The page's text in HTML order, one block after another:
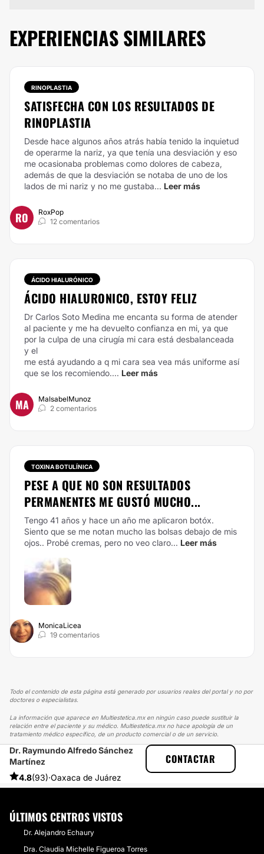
EXPERIENCIAS SIMILARES
RINOPLASTIA
SATISFECHA CON LOS RESULTADOS DE
RINOPLASTIA
Desde hace algunos años atrás había tenido la inquietud
de operarme la nariz, ya que tenía una desviación y eso
me ocasionaba problemas como dolores de cabeza,
además de que la desviación se notaba de uno de los
lados de mi nariz y no me gustaba... Leer más
RO
RoxPop
12 comentarios
ÁCIDO HIALURÓNICO
ÁCIDO HIALURONICO, ESTOY FELIZ
Dr Carlos Soto Medina me encanta su forma de atender
al paciente y me ha devuelto confianza en mi, ya que
por la culpa de una cirugía mi cara está desbalanceada
y el
me está ayudando a q mi cara sea vea más uniforme así
que se los recomiendo.... Leer más
MA
MaIsabelMunoz
2 comentarios
TOXINA BOTULÍNICA
PESE A QUE NO SON RESULTADOS
PERMANENTES ME GUSTÓ MUCHO...
Tengo 41 años y hace un año me aplicaron botóx.
Siento que se me notan mucho las bolsas debajo de mis
ojos.. Probé cremas, pero no veo claro... Leer más
MonicaLicea
19 comentarios
Todo el contenido de esta página está generado por usuarios reales del portal y no por
doctores o especialistas.
La información que aparece en Multiestetica.mx en ningún caso puede sustituir la
relación entre el paciente y su médico. Multiestetica.mx no hace apología de un
tratamiento médico específico, de un producto comercial o de un servicio.
Dr. Raymundo Alfredo Sánchez
Martínez
4.8(93)·Oaxaca de Juárez
CONTACTAR
MULTIESTETICA
EXPERIENCIAS
EXPERIENCIAS SOBRE LÁSER CO2 FRACCIONADO
ESTOY MUY CONTENTA CON LOS RESULTADOS FINALES
ÚLTIMOS CENTROS VISTOS
Dr. Alejandro Echaury
Dra. Claudia Michelle Figueroa Torres